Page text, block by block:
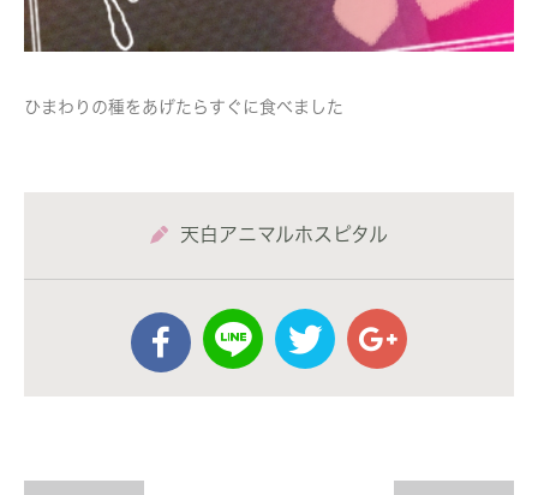
ひまわりの種をあげたらすぐに食べました
天白アニマルホスピタル